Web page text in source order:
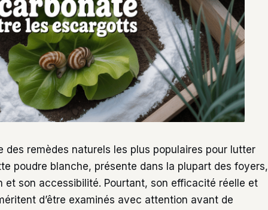
des remèdes naturels les plus populaires pour lutter
poudre blanche, présente dans la plupart des foyers,
et son accessibilité. Pourtant, son efficacité réelle et
d’être examinés avec attention avant de